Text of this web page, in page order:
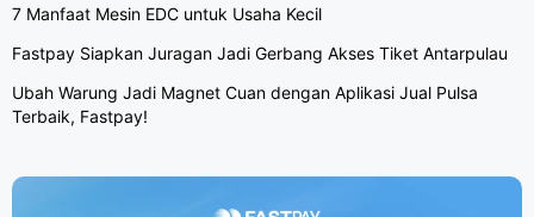
7 Manfaat Mesin EDC untuk Usaha Kecil
Fastpay Siapkan Juragan Jadi Gerbang Akses Tiket Antarpulau
Ubah Warung Jadi Magnet Cuan dengan Aplikasi Jual Pulsa
Terbaik, Fastpay!